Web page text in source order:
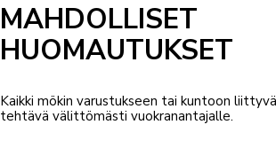
MAHDOLLISET
HUOMAUTUKSET
Kaikki mökin varustukseen tai kuntoon
tehtävä välittömästi vuokranantajalle.